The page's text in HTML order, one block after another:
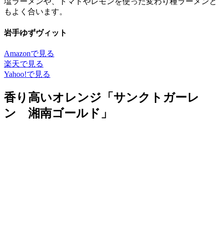
もよく合います。
岩手ゆずヴィット
Amazonで見る
楽天で見る
Yahoo!で見る
香り高いオレンジ「サンクトガーレ
ン 湘南ゴールド」